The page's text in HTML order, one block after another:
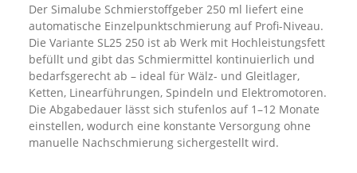
Der Simalube Schmierstoffgeber 250 ml liefert eine
automatische Einzelpunktschmierung auf Profi-Niveau.
Die Variante SL25 250 ist ab Werk mit Hochleistungsfett
befüllt und gibt das Schmiermittel kontinuierlich und
bedarfsgerecht ab – ideal für Wälz- und Gleitlager,
Ketten, Linearführungen, Spindeln und Elektromotoren.
Die Abgabedauer lässt sich stufenlos auf 1–12 Monate
einstellen, wodurch eine konstante Versorgung ohne
manuelle Nachschmierung sichergestellt wird.